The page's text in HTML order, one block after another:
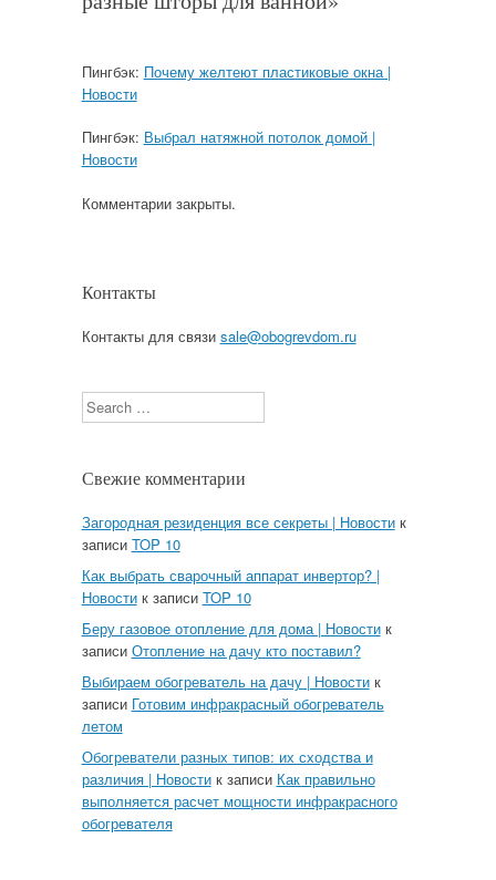
Пингбэк: Почему желтеют пластиковые окна |
Новости
Пингбэк: Выбрал натяжной потолок домой |
Новости
Комментарии закрыты.
Контакты
Контакты для связи sale@obogrevdom.ru
Search
Свежие комментарии
Загородная резиденция все секреты | Новостик
записи TOP 10
Как выбрать сварочный аппарат инвертор? |
Новостик записи TOP 10
Беру газовое отопление для дома | Новостик
записи Отопление на дачу кто поставил?
Выбираем обогреватель на дачу | Новостик
записи Готовим инфракрасный обогреватель
летом
Обогреватели разных типов: их сходства и
различия | Новостик записи Как правильно
выполняется расчет мощности инфракрасного
обогревателя